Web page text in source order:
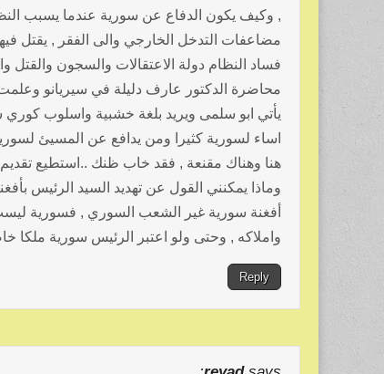
, وكيف يكون الدفاع عن سورية عندما يسبب
مضاعفات التدخل الخارجي والى الفقر , يقتل
فساد النظام دولة الاعتقالات والسجون والقتل
محاضرة الدكتور عارف دليلة في سيريانو
يأتي ابو سلمى ويريد بلغة خشبية واسلوب
اساء لسورية كثيرا ومن يدافع عن المسيئ
هنا وهناك مقنعة , فقد خاب ظنك ..استطيع
وماذا يمكنني القول عن تهديد السيد الرئيس
أفغنة سورية غير الشعب السوري , فسورية ليست
واملاكه , وحتى ولو اعتبر الرئيس سورية ملكا
Reply